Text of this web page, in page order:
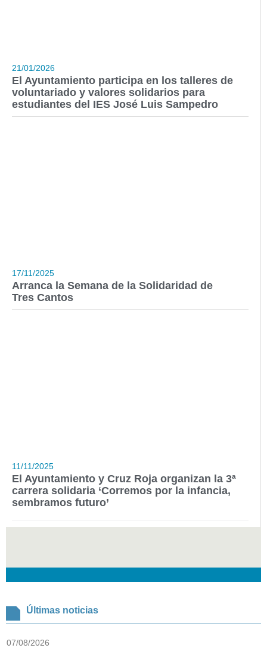
21/01/2026
El Ayuntamiento participa en los talleres de
voluntariado y valores solidarios para
estudiantes del IES José Luis Sampedro
17/11/2025
Arranca la Semana de la Solidaridad de
Tres Cantos
11/11/2025
El Ayuntamiento y Cruz Roja organizan la 3ª
carrera solidaria ‘Corremos por la infancia,
sembramos futuro’
Últimas noticias
07/08/2026